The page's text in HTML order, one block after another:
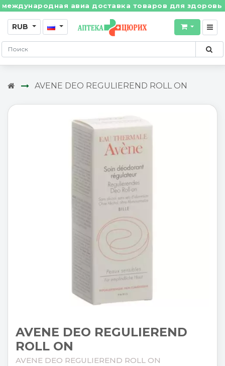
авиа доставка товаров для здоровья
RUB
AVENE DEO REGULIEREND ROLL ON
AVENE DEO REGULIEREND
ROLL ON
AVENE DEO REGULIEREND ROLL ON